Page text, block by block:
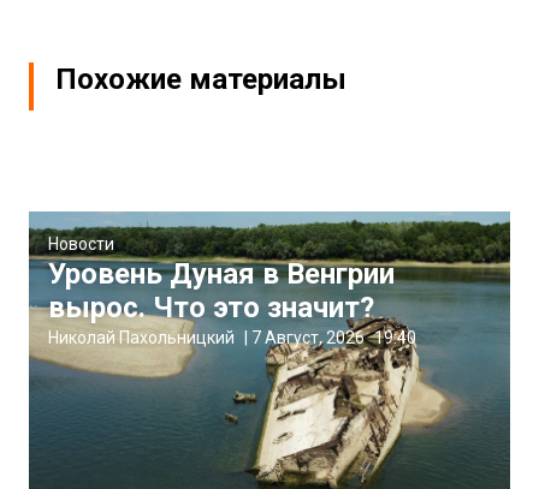
Похожие материалы
Новости
Уровень Дуная в Венгрии
вырос. Что это значит?
Николай Пахольницкий 7 Август, 2026 19:40